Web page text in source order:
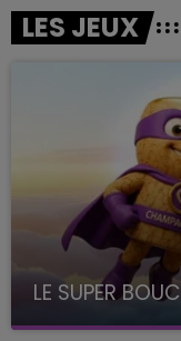
LES JEUX
LE SUPER
avec La Famille